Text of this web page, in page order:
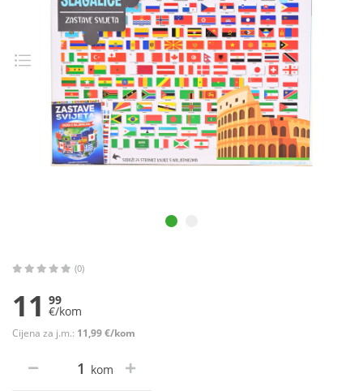
(0)
11 99
€/kom
Cijena za j.m.: 11,99 €/kom
kom